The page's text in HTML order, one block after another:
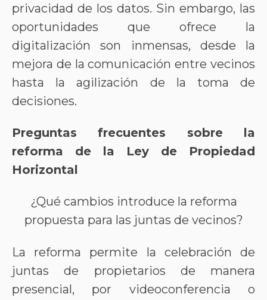
privacidad de los datos. Sin embargo, las
oportunidades que ofrece la
digitalización son inmensas, desde la
mejora de la comunicación entre vecinos
hasta la agilización de la toma de
decisiones.
Preguntas frecuentes sobre la
reforma de la Ley de Propiedad
Horizontal
¿Qué cambios introduce la reforma
propuesta para las juntas de vecinos?
La reforma permite la celebración de
juntas de propietarios de manera
presencial, por videoconferencia o